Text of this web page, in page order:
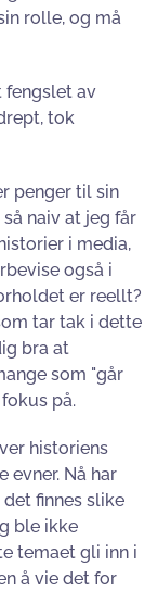
rolle, og må
fengslet av
tok
penger til sin
naiv at jeg får
i media,
også i
er reellt?
tar tak i dette
bra at
som "går
på.
historiens
evner. Nå har
finnes slike
ble ikke
temaet gli inn i
å vie det for